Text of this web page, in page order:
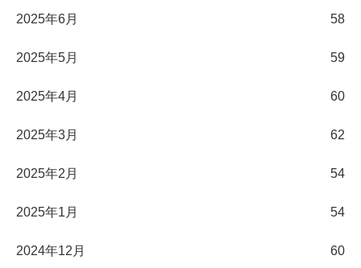
2025年6月 58
2025年5月 59
2025年4月 60
2025年3月 62
2025年2月 54
2025年1月 54
2024年12月 60